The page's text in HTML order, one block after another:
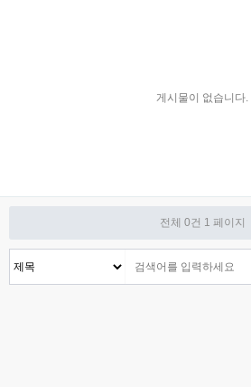
게시물이 없습니다.
전체 0건 1 페이지